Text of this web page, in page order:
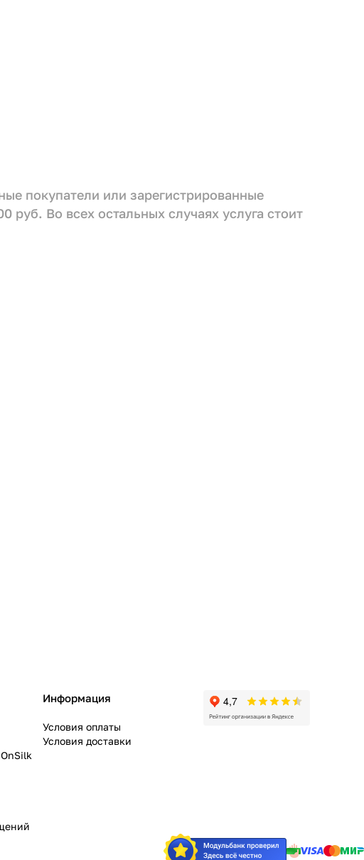
покупатели или зарегистрированные
руб. Во всех остальных случаях услуга стоит
Информация
Условия оплаты
Условия доставки